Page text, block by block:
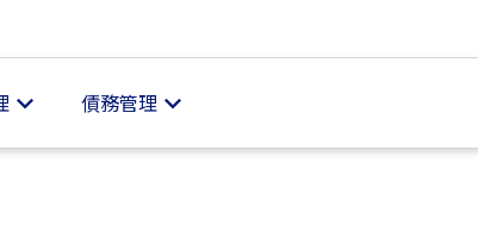
債務管理